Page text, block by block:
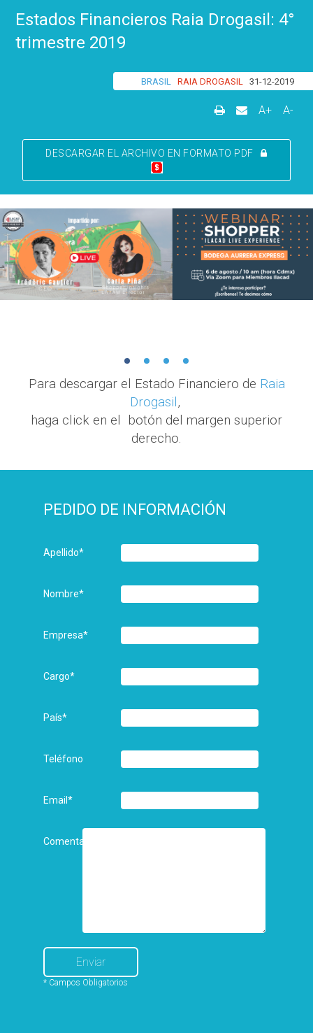
Estados Financieros Raia Drogasil: 4°
trimestre 2019
BRASIL RAIA DROGASIL 31-12-2019
A+ A-
DESCARGAR EL ARCHIVO EN FORMATO PDF
Para descargar el Estado Financiero de Raia
Drogasil ,
haga click en el botón del margen superior
derecho.
PEDIDO DE INFORMACIÓN
Apellido*
Nombre*
Empresa*
Cargo*
País*
Teléfono
Email*
Comentarios
* Campos Obligatorios